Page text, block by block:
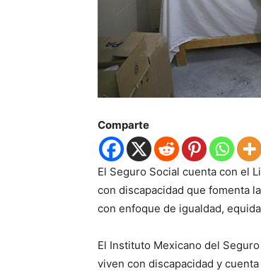
Comparte
El Seguro Social cuenta con el
con discapacidad que fomenta
con enfoque de igualdad,
El Instituto Mexicano del
viven con discapacidad y